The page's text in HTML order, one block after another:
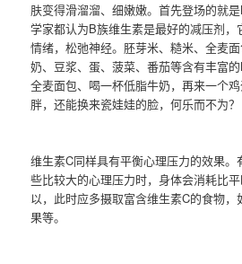
肤变得滑溜溜、细嫩嫩。首先登场的就
学家都认为B族维生素是最好的减压剂
情绪，松弛神经。胚芽米、糙米、全麦
奶、豆浆、蛋、菠菜、番茄等含有丰富
全麦面包、喝一杯低脂牛奶，再来一个
胖，还能换来瓷娃娃的脸，何乐而不为？
维生素C同样具有平衡心理压力的效果
些比较大的心理压力时，身体会消耗比
以，此时应多摄取富含维生素C的食物
果等。